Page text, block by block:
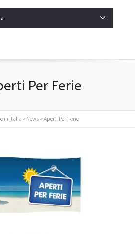
Per Ferie
in Italia > News > Aperti Per Ferie